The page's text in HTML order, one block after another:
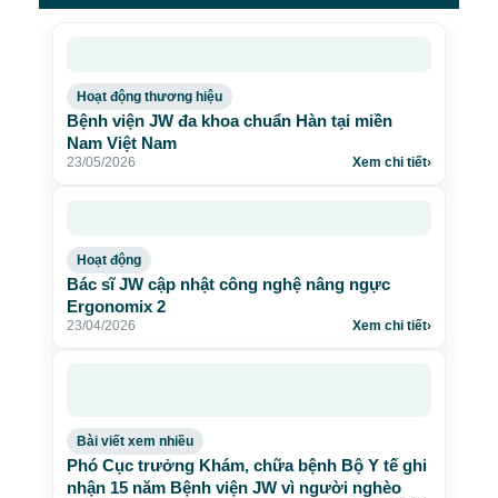
Hoạt động thương hiệu
Bệnh viện JW đa khoa chuẩn Hàn tại miền
Nam Việt Nam
23/05/2026 Xem chi tiết›
Hoạt động
Bác sĩ JW cập nhật công nghệ nâng ngực
Ergonomix 2
23/04/2026 Xem chi tiết›
Bài viết xem nhiều
Phó Cục trưởng Khám, chữa bệnh Bộ Y tế ghi
nhận 15 năm Bệnh viện JW vì người nghèo